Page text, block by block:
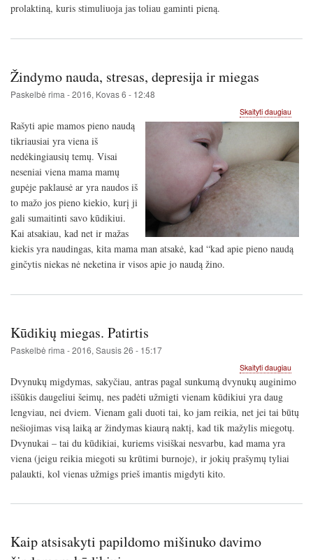
prolaktiną, kuris stimuliuoja jas toliau gaminti pieną.
Žindymo nauda, stresas, depresija ir miegas
Paskelbė rima -2016, Kovas 6 - 12:48
Skaityti daugiauapie
Rašyti apie mamos pieno naudą
tikriausiai yra viena iš
nedėkingiausių temų. Visai
neseniai viena mama mamų
gupėje paklausė ar yra naudos iš
to mažo jos pieno kiekio, kurį ji
gali sumaitinti savo kūdikiui.
Kai atsakiau, kad net ir mažas
kiekis yra naudingas, kita mama man atsakė, kad “kad apie pieno naudą
ginčytis niekas nė neketina ir visos apie jo naudą žino.
Kūdikių miegas. Patirtis
Paskelbė rima -2016, Sausis 26 - 15:17
Skaityti daugiauapie
Dvynukų migdymas, sakyčiau, antras pagal sunkumą dvynukų auginimo
iššūkis daugeliui šeimų, nes padėti užmigti vienam kūdikiui yra daug
lengviau, nei dviem. Vienam gali duoti tai, ko jam reikia, net jei tai būtų
nešiojimas visą laiką ar žindymas kiaurą naktį, kad tik mažylis miegotų.
Dvynukai – tai du kūdikiai, kuriems visiškai nesvarbu, kad mama yra
viena (jeigu reikia miegoti su krūtimi burnoje), ir jokių prašymų tyliai
palaukti, kol vienas užmigs prieš imantis migdyti kito.
Kaip atsisakyti papildomo mišinuko davimo